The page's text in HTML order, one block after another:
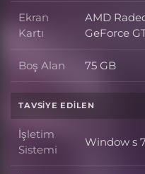
Ekran
Kartı
Ekran Kartı
AMD
GeForce
Boş Alan Boş Alan
75 GB
TAVSIYE EDILEN
İşletim
Sistemi
İşletim
Window s